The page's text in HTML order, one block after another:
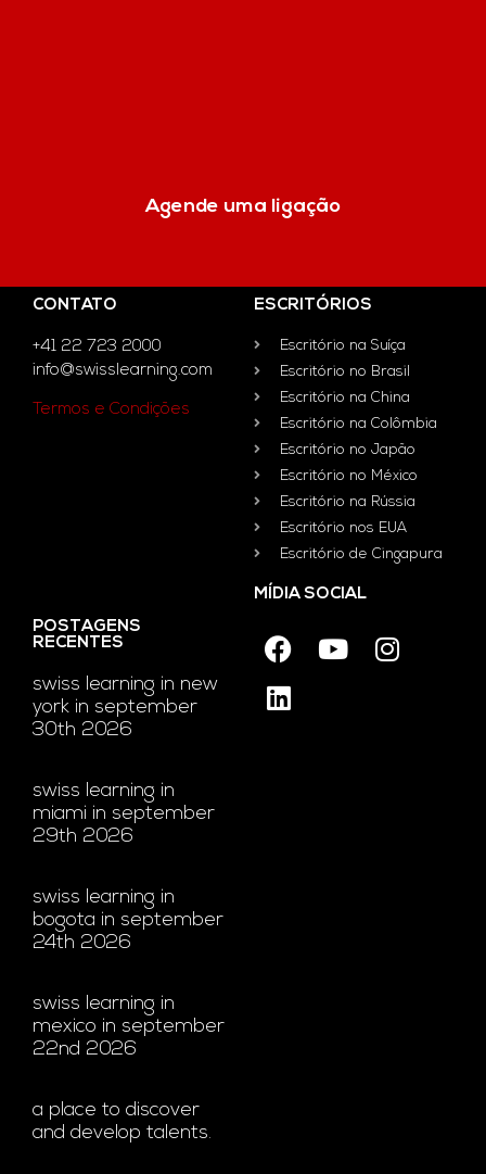
Agende uma ligação
CONTATO
+41 22 723 2000
info@swisslearning.com
Termos e Condições
ESCRITÓRIOS
Escritório na Suíça
Escritório no Brasil
Escritório na China
Escritório na Colômbia
Escritório no Japão
Escritório no México
Escritório na Rússia
Escritório nos EUA
Escritório de Cingapura
POSTAGENS
RECENTES
swiss learning in new
york in september
30th 2026
swiss learning in
miami in september
29th 2026
swiss learning in
bogota in september
24th 2026
swiss learning in
mexico in september
22nd 2026
a place to discover
and develop talents.
MÍDIA SOCIAL